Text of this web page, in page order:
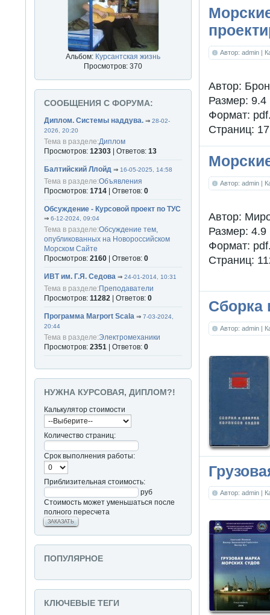
Автор: admin |
Автор:
Размер:
Формат:
Страниц:
Автор: admin |
Автор:
Размер:
Формат:
Страниц:
Сборка
Автор: admin |
Автор: admin |
Альбом: Курсантская жизнь
Просмотров: 370
СООБЩЕНИЯ С ФОРУМА:
Диплом. Системы наддува. ⇒28-02-
2026, 20:20
Тема в разделе:Диплом
Просмотров:12303 | Ответов:13
Балтийский Ллойд ⇒16-05-2025, 14:58
Тема в разделе:Объявления
Просмотров:1714 | Ответов:0
Обсуждение - Курсовой проект по ТУС
⇒6-12-2024, 09:04
Тема в разделе:Обсуждение тем,
опубликованных на Новороссийском
Морском Сайте
Просмотров:2160 | Ответов:0
ИВТ им. Г.Я. Седова ⇒24-01-2014, 10:31
Тема в разделе:Преподаватели
Просмотров:11282 | Ответов:0
Программа Marport Scala ⇒7-03-2024,
20:44
Тема в разделе:Электромеханики
Просмотров:2351 | Ответов:0
НУЖНА КУРСОВАЯ, ДИПЛОМ?!
Калькулятор стоимости
Количество страниц:
Срок выполнения работы:
Приблизительная стоимость:
руб
Стоимость может уменьшаться после
полного пересчета
ЗАКАЗАТЬ
ПОПУЛЯРНОЕ
КЛЮЧЕВЫЕ ТЕГИ